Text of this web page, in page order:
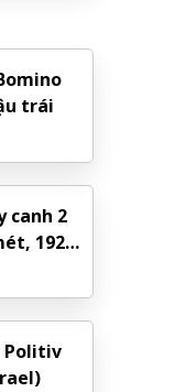
trái
canh 2
192
Politiv